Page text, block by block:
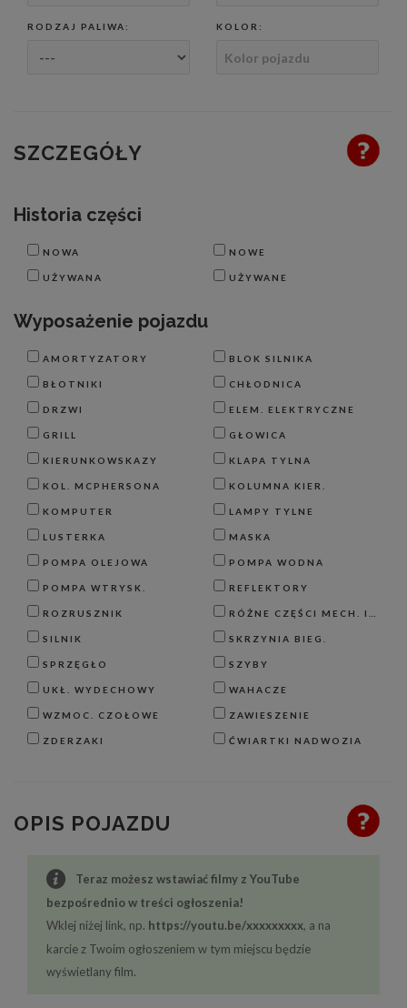
RODZAJ PALIWA: KOLOR:
SZCZEGÓŁY
Historia części
NOWA NOWE
UŻYWANA UŻYWANE
Wyposażenie pojazdu
AMORTYZATORY BLOK SILNIKA
BŁOTNIKI CHŁODNICA
DRZWI ELEM. ELEKTRYCZNE
GRILL GŁOWICA
KIERUNKOWSKAZY KLAPA TYLNA
KOL. MCPHERSONA KOLUMNA KIER.
KOMPUTER LAMPY TYLNE
LUSTERKA MASKA
POMPA OLEJOWA POMPA WODNA
POMPA WTRYSK. REFLEKTORY
ROZRUSZNIK RÓŻNE CZĘŚCI MECH. I BLACH.
SILNIK SKRZYNIA BIEG.
SPRZĘGŁO SZYBY
UKŁ. WYDECHOWY WAHACZE
WZMOC. CZOŁOWE ZAWIESZENIE
ZDERZAKI ĆWIARTKI NADWOZIA
OPIS POJAZDU
Teraz możesz wstawiać filmy z YouTube
bezpośrednio w treści ogłoszenia!
Wklej niżej link, np. https://youtu.be/xxxxxxxxx, a na
karcie z Twoim ogłoszeniem w tym miejscu będzie
wyświetlany film.